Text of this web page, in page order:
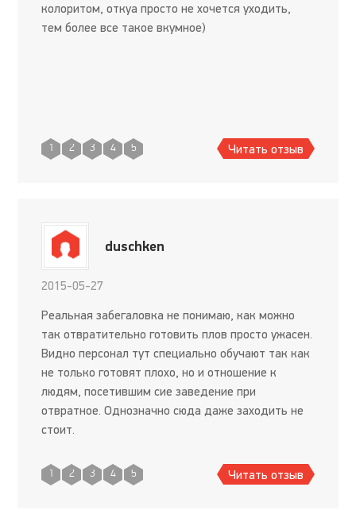
колоритом, откуа просто не хочется уходить,
тем более все такое вкумное)
1 2 3 4 5 Читать отзыв
duschken
2015-05-27
Реальная забегаловка не понимаю, как можно
так отвратительно готовить плов просто ужасен.
Видно персонал тут специально обучают так как
не только готовят плохо, но и отношение к
людям, посетившим сие заведение при
отвратное. Однозначно сюда даже заходить не
стоит.
1 2 3 4 5 Читать отзыв